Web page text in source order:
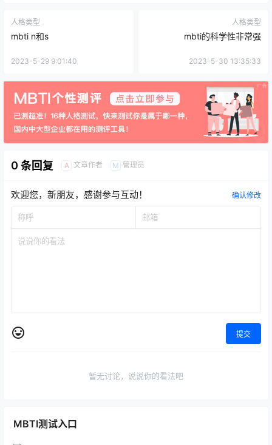
人格类型
mbti n和s
2023-5-29 9:01:40
人格类型
mbti的科学性非常强
2023-5-30 13:35:33
0 条回复 A 文章作者 M 管理员
欢迎您，新朋友，感谢参与互动！ 确认修改
提交
暂无讨论，说说你的看法吧
MBTI测试入口